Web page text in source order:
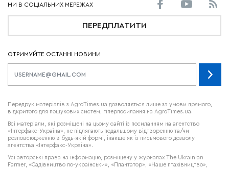
ПЕРЕДПЛАТИТИ
ОТРИМУЙТЕ ОСТАННІ НОВИНИ
Передрук матеріалів з AgroTimes.ua дозволяється лише за умови прямого,
відкритого для пошукових систем, гіперпосилання на AgroTimes.ua.
Всі матеріали, які розміщені на цьому сайті із посиланням на агентство
«Інтерфакс-Україна», не підлягають подальшому відтворенню та/чи
розповсюдженню в будь-якій формі, інакше як із письмового дозволу
агентства «Інтерфакс-Україна».
Усі авторські права на інформацію, розміщену у журналах The Ukrainian
Farmer, «Садівництво по-українськи», «Плантатор», «Наше птахівництво»,